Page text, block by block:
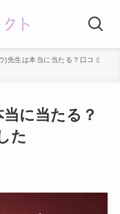
)先生は本当に当たる？口コミ
に当たる？
た